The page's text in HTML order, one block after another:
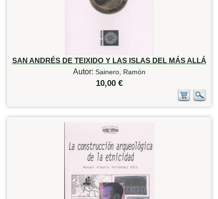
SAN ANDRÉS DE TEIXIDO Y LAS ISLAS DEL MÁS ALLÁ
Autor: Sainero, Ramón
10,00 €